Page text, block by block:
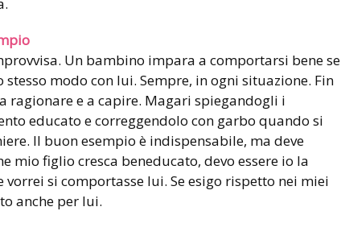
Un bambino impara a comportarsi bene se
modo con lui. Sempre, in ogni situazione. Fin
ragionare e a capire. Magari spiegandogli i
educato e correggendolo con garbo quando si
Il buon esempio è indispensabile, ma deve
mio figlio cresca beneducato, devo essere io la
si comportasse lui. Se esigo rispetto nei miei
anche per lui.